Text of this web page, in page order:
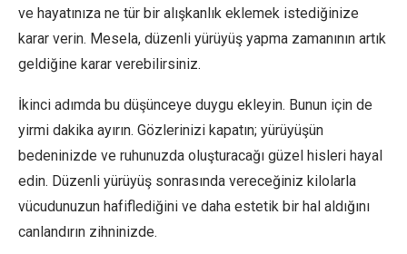
ve hayatınıza ne tür bir alışkanlık eklemek istediğinize
karar verin. Mesela, düzenli yürüyüş yapma zamanının artık
geldiğine karar verebilirsiniz.
İkinci adımda bu düşünceye duygu ekleyin. Bunun için de
yirmi dakika ayırın. Gözlerinizi kapatın; yürüyüşün
bedeninizde ve ruhunuzda oluşturacağı güzel hisleri hayal
edin. Düzenli yürüyüş sonrasında vereceğiniz kilolarla
vücudunuzun hafiflediğini ve daha estetik bir hal aldığını
canlandırın zihninizde.